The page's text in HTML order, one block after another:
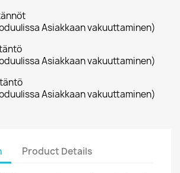
Asiakkaan vakuuttaminen)
Asiakkaan vakuuttaminen)
Asiakkaan vakuuttaminen)
Product Details